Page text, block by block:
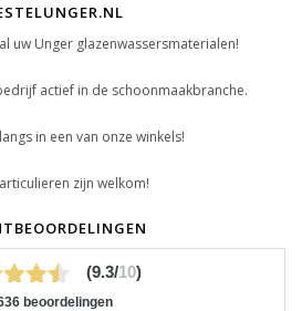
uw Unger glazenwassersmaterialen!
actief in de schoonmaakbranche.
in een van onze winkels!
zijn welkom!
(9.3/10)
beoordelingen